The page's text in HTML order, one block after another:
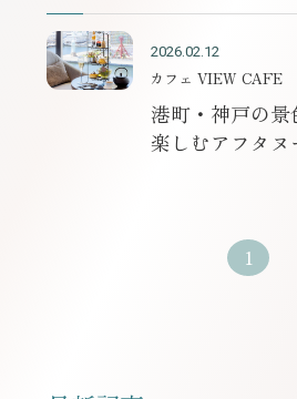
2026.02.12
カフェ VIEW CAFE
港町・神戸の景
楽しむアフタヌ
1